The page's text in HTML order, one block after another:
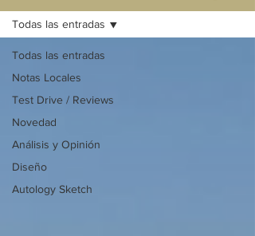
Todas las entradas
Notas Locales
Test Drive / Reviews
Novedad
Análisis y Opinión
Diseño
Autology Sketch
Todas las entradas